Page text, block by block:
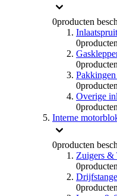
0producten
0
0
0
Overige
0
Interne
0producten
Zuigers &
0
0